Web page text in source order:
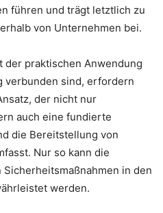
führen und trägt letztlich zu
von Unternehmen bei.
der praktischen Anwendung
verbunden sind, erfordern
der nicht nur
auch eine fundierte
die Bereitstellung von
Nur so kann die
in den
werden.